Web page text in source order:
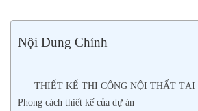
Nội Dung Chính
THIẾT KẾ THI CÔNG NỘI THẤT TẠI
Phong cách thiết kế của dự án